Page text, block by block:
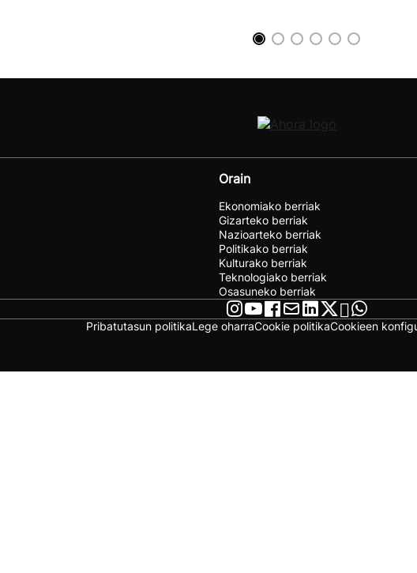
Orain
Ekonomiako berriak
Gizarteko berriak
Nazioarteko berriak
Politikako berriak
Kulturako berriak
Teknologiako berriak
Osasuneko berriak
Pribatutasun politikaLege oharraCookie politikaCookieen